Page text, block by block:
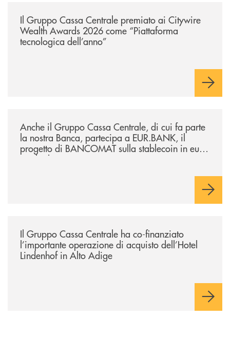
Il Gruppo Cassa Centrale premiato ai Citywire
Wealth Awards 2026 come “Piattaforma
tecnologica dell’anno”
Anche il Gruppo Cassa Centrale, di cui fa parte
la nostra Banca, partecipa a EUR.BANK, il
progetto di BANCOMAT sulla stablecoin in euro
e sul relativo ecosistema
Il Gruppo Cassa Centrale ha co-finanziato
l’importante operazione di acquisto dell’Hotel
Lindenhof in Alto Adige